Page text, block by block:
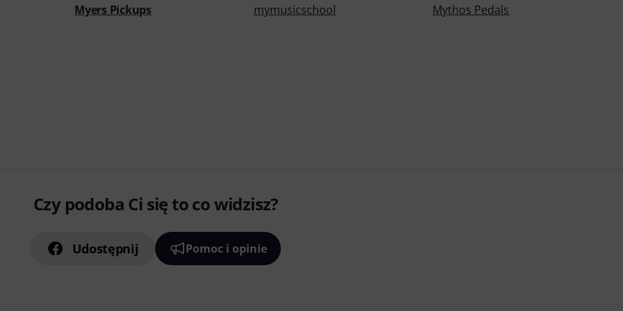
Myers Pickups mymusicschool
Mythos Pedals
Czy podoba Ci się to co widzisz?
Udostępnij Pomoc i opinie